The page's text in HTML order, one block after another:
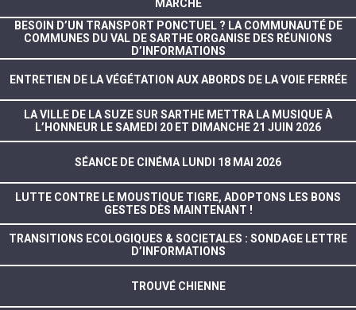
MARCHÉ
BESOIN D’UN TRANSPORT PONCTUEL ? LA COMMUNAUTÉ DE
COMMUNES DU VAL DE SARTHE ORGANISE DES RÉUNIONS
D’INFORMATIONS
ENTRETIEN DE LA VÉGÉTATION AUX ABORDS DE LA VOIE FERRÉE
LA VILLE DE LA SUZE SUR SARTHE METTRA LA MUSIQUE À
L’HONNEUR LE SAMEDI 20 ET DIMANCHE 21 JUIN 2026
SÉANCE DE CINÉMA LUNDI 18 MAI 2026
LUTTE CONTRE LE MOUSTIQUE TIGRE, ADOPTONS LES BONS
GESTES DÈS MAINTENANT !
TRANSITIONS ECOLOGIQUES & SOCIETALES : SONDAGE LETTRE
D’INFORMATIONS
TROUVÉ CHIENNE